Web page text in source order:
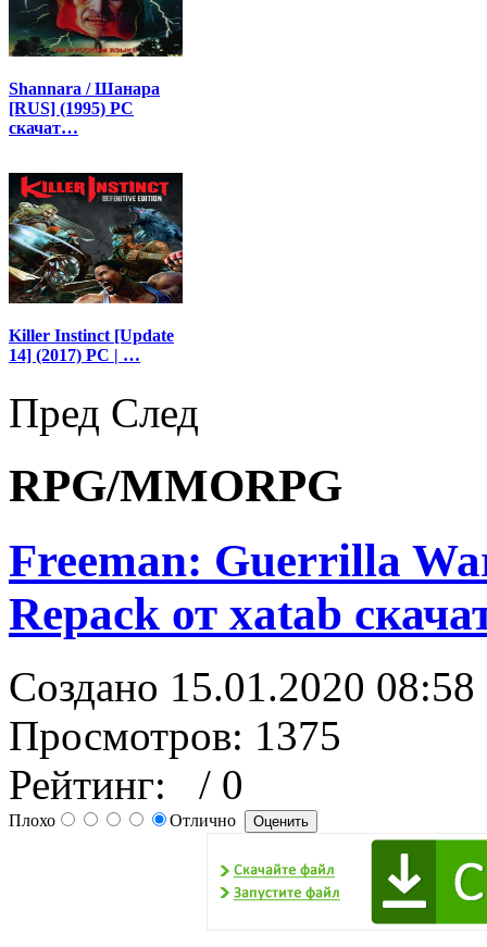
Shannara / Шанара
[RUS] (1995) PC
скачат…
Killer Instinct [Update
14] (2017) PC | …
Пред След
RPG/MMORPG
Freeman: Guerrilla
Repack от xatab
Создано 15.01.2020 08:58
Просмотров: 1375
Рейтинг:
/ 0
Плохо Отлично